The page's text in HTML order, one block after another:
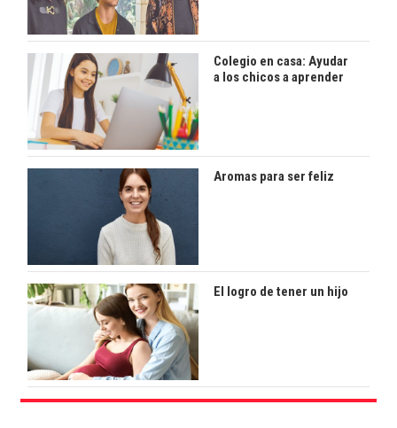
Colegio en casa: Ayudar
a los chicos a aprender
Aromas para ser feliz
El logro de tener un hijo